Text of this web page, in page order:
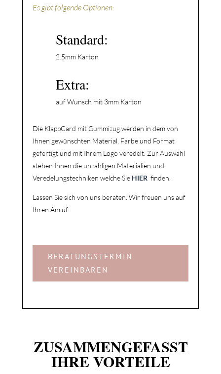
Es gibt folgende Optionen:
Standard:
2.5mm Karton
Extra:
auf Wunsch mit 3mm Karton
Die KlappCard mit Gummizug werden in dem von
Ihnen gewünschten Material, Farbe und Format
gefertigt und mit Ihrem Logo veredelt. Zur Auswahl
stehen Ihnen die unzähligen Materialien und
Veredelungstechniken welche Sie HIER finden.
Lassen Sie sich von uns beraten. Wir freuen uns auf
Ihren Anruf.
BERATUNGSTERMIN
VEREINBAREN
ZUSAMMENGEFASST
IHRE VORTEILE